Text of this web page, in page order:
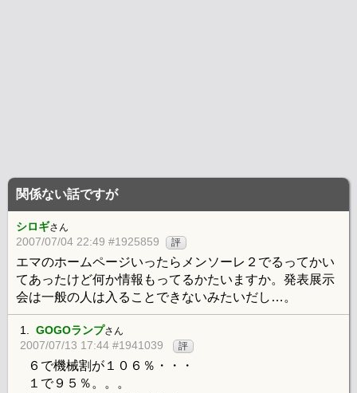
関係ない話ですが
シロギさん
2007/07/04 22:49 #1925859 評
エマのホームページいったらメンソーレ２でるってかい
てあったけど何か情報もってるかたいますか。発表展示
会は一般の人は入ることできないみたいだし…。
1. GOGOランプさん
2007/07/13 17:44 #1941039 評
６で機械割が１０６％・・・
１で９５％。。。